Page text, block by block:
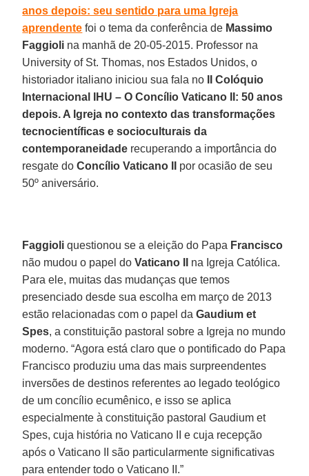
anos depois: seu sentido para uma Igreja
aprendente foi o tema da conferência de Massimo
Faggioli na manhã de 20-05-2015. Professor na
University of St. Thomas, nos Estados Unidos, o
historiador italiano iniciou sua fala no II Colóquio
Internacional IHU – O Concílio Vaticano II: 50 anos
depois. A Igreja no contexto das transformações
tecnocientíficas e socioculturais da
contemporaneidade recuperando a importância do
resgate do Concílio Vaticano II
por ocasião de seu
50º aniversário.
Faggioli questionou se a eleição do Papa Francisco
não mudou o papel doVaticano II
na Igreja Católica.
Para ele, muitas das mudanças que temos
presenciado desde sua escolha em março de 2013
estão relacionadas com o papel daGaudium et
Spes, a constituição pastoral sobre a Igreja no mundo
moderno. “Agora está claro que o pontificado do Papa
Francisco produziu uma das mais surpreendentes
inversões de destinos referentes ao legado teológico
de um concílio ecumênico, e isso se aplica
especialmente à constituição pastoral Gaudium et
Spes, cuja história no Vaticano II e cuja recepção
após o Vaticano II são particularmente significativas
para entender todo o Vaticano II.”